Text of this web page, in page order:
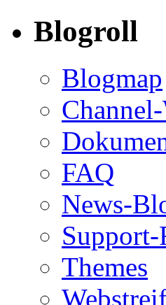
Blogroll
Blogmap
FAQ
News-
Themes